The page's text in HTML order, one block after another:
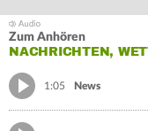
Zum Anhören
NACHRICHTEN,
1:05 News